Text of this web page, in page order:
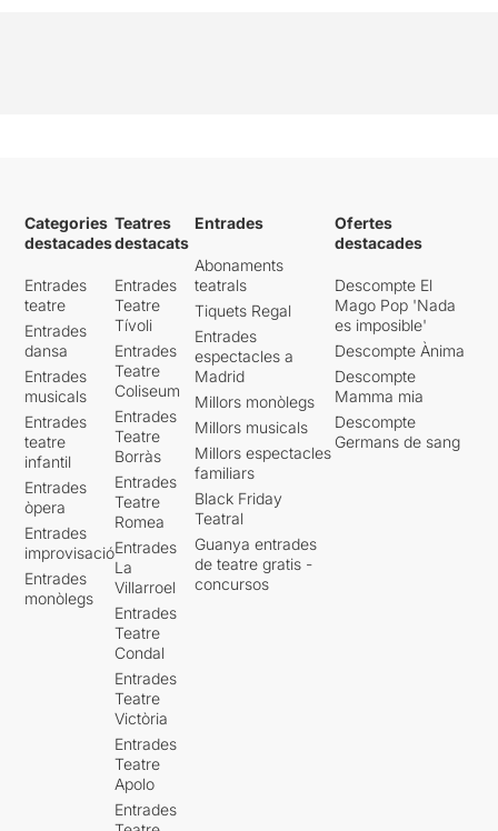
Categories
destacades
Entrades
teatre
Entrades
dansa
Entrades
musicals
Entrades
teatre
infantil
Entrades
òpera
Entrades
improvisació
Entrades
monòlegs
Teatres
destacats
Entrades
Teatre
Tívoli
Entrades
Teatre
Coliseum
Entrades
Teatre
Borràs
Entrades
Teatre
Romea
Entrades
La
Villarroel
Entrades
Teatre
Condal
Entrades
Teatre
Victòria
Entrades
Teatre
Apolo
Entrades
Entrades
Abonaments
teatrals
Tiquets Regal
Entrades
espectacles a
Madrid
Millors monòlegs
Millors musicals
Millors espectacles
familiars
Black Friday
Teatral
Guanya entrades
de teatre gratis -
concursos
Ofertes
destacades
Descompte El
Mago Pop 'Nada
es imposible'
Descompte Ànima
Descompte
Mamma mia
Descompte
Germans de sang